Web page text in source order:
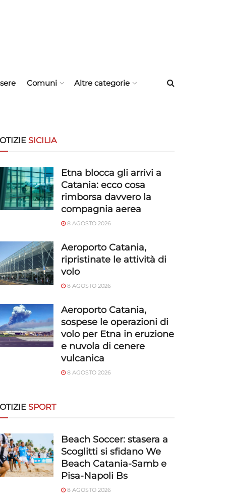
Comuni Altre categorie
SICILIA
Etna blocca gli arrivi a
Catania: ecco cosa
rimborsa davvero la
compagnia aerea
8 AGOSTO 2026
Aeroporto Catania,
ripristinate le attività di
volo
8 AGOSTO 2026
Aeroporto Catania,
sospese le operazioni di
volo per Etna in eruzione
e nuvola di cenere
vulcanica
8 AGOSTO 2026
SPORT
Beach Soccer: stasera a
Scoglitti si sfidano We
Beach Catania-Samb e
Pisa-Napoli Bs
8 AGOSTO 2026